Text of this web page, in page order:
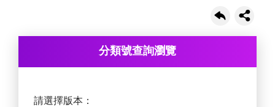
分類號查詢瀏覽
請選擇版本：